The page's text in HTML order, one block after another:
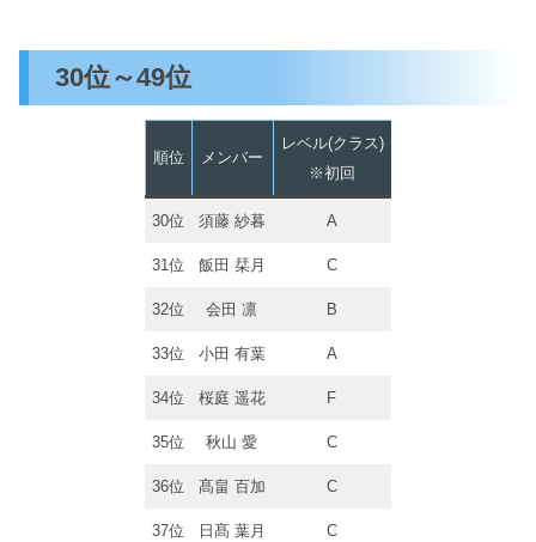
30位～49位
順位 メンバー
レベル(クラス)
※初回
30位 須藤 紗暮 A
31位 飯田 栞月 C
32位 会田 凛 B
33位 小田 有葉 A
34位 桜庭 遥花 F
35位 秋山 愛 C
36位 髙畠 百加 C
37位 日髙 葉月 C